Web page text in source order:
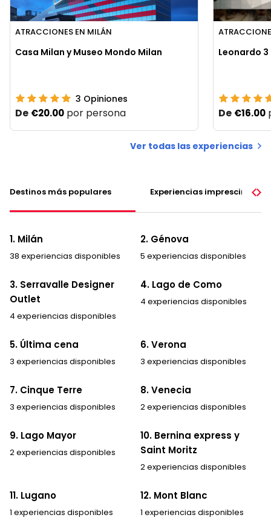
ATRACCIONES EN MILÁN
Casa Milan y Museo Mondo Milan
3 Opiniones
De €20.00 por persona
Leonardo 3
De €16.00
Ver todas las experiencias
Destinos más populares Experiencias imprescindibles
1. Milán
38 experiencias disponibles
2. Génova
5 experiencias disponibles
3. Serravalle Designer
Outlet
4 experiencias disponibles
4. Lago de Como
4 experiencias disponibles
5. Última cena
3 experiencias disponibles
6. Verona
3 experiencias disponibles
7. Cinque Terre
3 experiencias disponibles
8. Venecia
2 experiencias disponibles
9. Lago Mayor
2 experiencias disponibles
10. Bernina express y
Saint Moritz
2 experiencias disponibles
11. Lugano
1 experiencias disponibles
12. Mont Blanc
1 experiencias disponibles